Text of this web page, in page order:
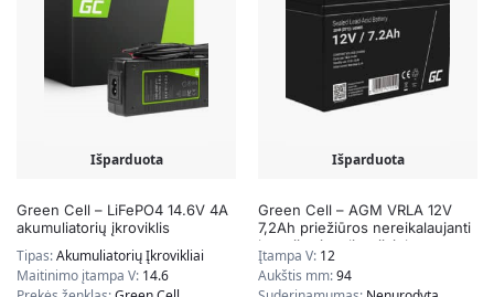
Išparduota
Green Cell – LiFePO4 14.6V 4A
akumuliatorių įkroviklis
Tipas:Akumuliatorių Įkrovikliai
Maitinimo įtampa V: 14.6
Išparduota
Green Cell – AGM VRLA 12V
7,2Ah priežiūros nereikalaujanti
baterija signalizacijai, kasos
aparatui, žaislams
Įtampa V: 12
Aukštis mm:94